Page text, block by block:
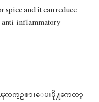
spice and it can reduce
anti-inflammatory
ၾကက္ဥစားေပးဖို႔ကေတာ့